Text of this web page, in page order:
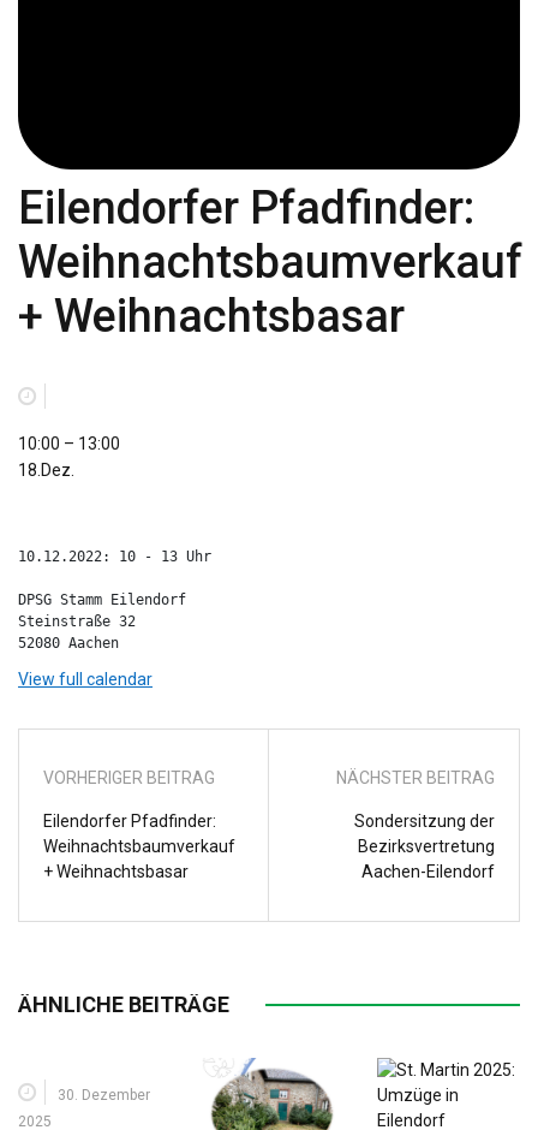
Eilendorfer Pfadfinder:
Weihnachtsbaumverkauf
+ Weihnachtsbasar
Eilendorfer
Pfadfinder:
10:00 – 13:00
18.Dez.
10.12.2022: 10 - 13 Uhr
DPSG Stamm Eilendorf
Steinstraße 32
52080 Aachen
View full calendar
VORHERIGER BEITRAG
Eilendorfer Pfadfinder:
Weihnachtsbaumverkauf
+ Weihnachtsbasar
NÄCHSTER BEITRAG
Sondersitzung der
Bezirksvertretung
Aachen-Eilendorf
ÄHNLICHE BEITRÄGE
30. Dezember
2025